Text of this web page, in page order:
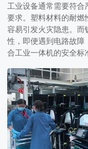
工业设备通常需要符
要求。塑料材料的耐燃
容易引发火灾隐患。而
性，即便遇到电路故障
合工业一体机的安全标